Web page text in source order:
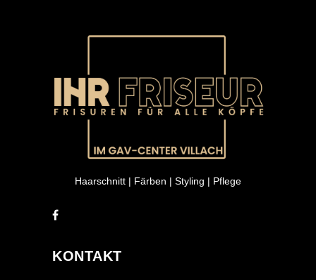
Haarschnitt | Färben | Styling | Pflege
KONTAKT